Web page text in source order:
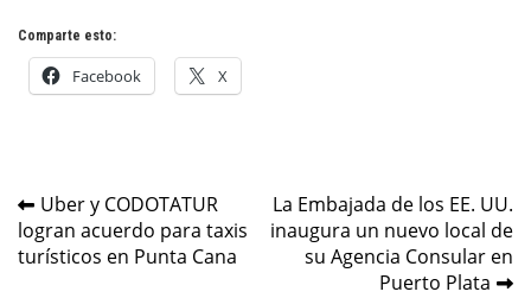
Comparte esto:
Facebook X
Navegación
de
Uber y CODOTATUR
logran acuerdo para taxis
turísticos en Punta Cana
La Embajada de los EE. UU.
inaugura un nuevo local de
su Agencia Consular en
Puerto Plata